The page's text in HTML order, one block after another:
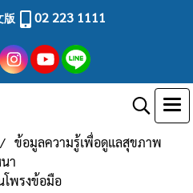
版 02 223 1111
ข้อมูลความรู้เพื่อดูแลสุขภาพ
า
โพรงข้อมือ